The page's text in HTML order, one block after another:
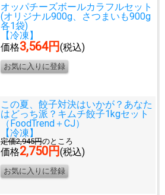
オッパチーズボールカラフルセット
(オリジナル900g、さつまいも900g
各1袋)
【冷凍】
価格3,564円(税込)
この夏、餃子対決はいかが？ あなた
はどっち派？キムチ餃子1kgセット
（FoodTrend＋CJ）
【冷凍】
定価2,945円のところ
価格2,750円(税込)